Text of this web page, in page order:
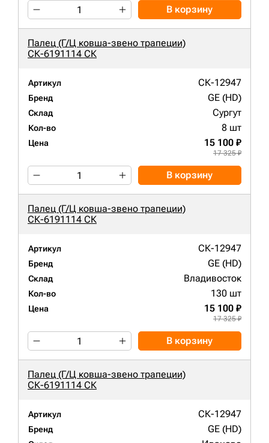
В корзину
Палец (Г/Ц ковша-звено трапеции)
СК-6191114 СК
Артикул СК-12947
Бренд GE (HD)
Склад Сургут
Кол-во 8 шт
Цена 15 100 ₽
17 325 ₽
В корзину
Палец (Г/Ц ковша-звено трапеции)
СК-6191114 СК
Артикул СК-12947
Бренд GE (HD)
Склад Владивосток
Кол-во 130 шт
Цена 15 100 ₽
17 325 ₽
В корзину
Палец (Г/Ц ковша-звено трапеции)
СК-6191114 СК
Артикул СК-12947
Бренд GE (HD)